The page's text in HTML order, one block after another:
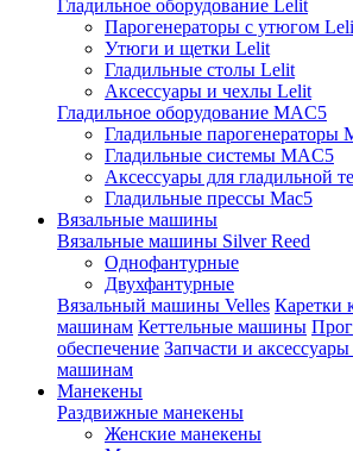
Гладильное оборудование Lelit
Парогенераторы с утюгом
Утюги и щетки Lelit
Гладильные столы Lelit
Аксессуары и чехлы Lelit
Гладильное оборудование MAC5
Гладильные парогенераторы
Гладильные системы MAC5
Аксессуары для гладильной
Гладильные прессы Mac5
Вязальные машины
Вязальные машины Silver Reed
Однофантурные
Двухфантурные
Вязальный машины Velles Каретки
машинам Кеттельные машины
обеспечение Запчасти и
машинам
Манекены
Раздвижные манекены
Женские манекены